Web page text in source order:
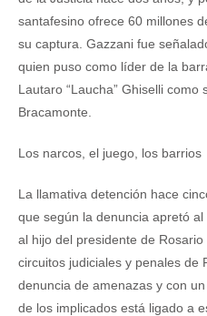
santafesino ofrece 60 millones
su captura. Gazzani fue
quien puso como líder de la
Lautaro “Laucha” Ghiselli
Bracamonte.
Los narcos, el juego, los barrios
La llamativa detención hace
que según la denuncia apretó
al hijo del presidente de
circuitos judiciales y penales de
denuncia de amenazas y con
de los implicados está ligado a